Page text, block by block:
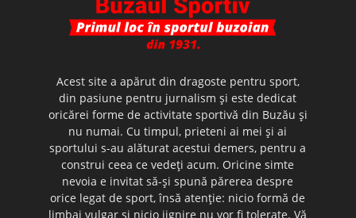
Acest site a apărut din dragoste pentru sport,
din pasiune pentru jurnalism şi este dedicat
oricărei forme de activitate sportivă din Buzău şi
nu numai. Cu timpul, prieteni ai mei şi ai
sportului s-au alăturat acestui demers, pentru a
construi ceea ce vedeţi acum. Oricine simte
nevoia e invitat să-şi spună părerea despre
orice legat de sport, însă atenţie: nicio formă de
limbaj vulgar şi nicio jignire nu vor fi tolerate. Vă